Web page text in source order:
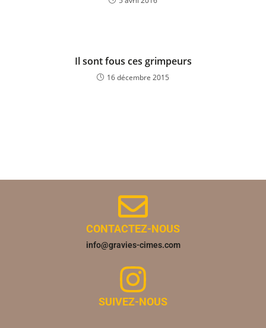
Il sont fous ces grimpeurs
16 décembre 2015
CONTACTEZ-NOUS
info@gravies-cimes.com
SUIVEZ-NOUS